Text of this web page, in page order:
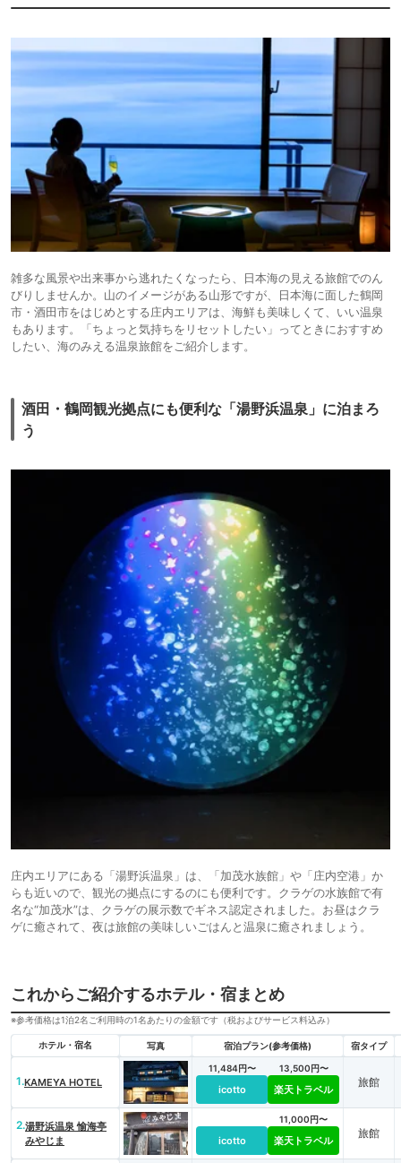
雑多な風景や出来事から逃れたくなったら、日本海の見える旅館でのん
びりしませんか。山のイメージがある山形ですが、日本海に面した鶴岡
市・酒田市をはじめとする庄内エリアは、海鮮も美味しくて、いい温泉
もあります。「ちょっと気持ちをリセットしたい」ってときにおすすめ
したい、海のみえる温泉旅館をご紹介します。
酒田・鶴岡観光拠点にも便利な「湯野浜温泉」に泊まろ
う
庄内エリアにある「湯野浜温泉」は、「加茂水族館」や「庄内空港」か
らも近いので、観光の拠点にするのにも便利です。クラゲの水族館で有
名な“加茂水”は、クラゲの展示数でギネス認定されました。お昼はクラ
ゲに癒されて、夜は旅館の美味しいごはんと温泉に癒されましょう。
これからご紹介するホテル・宿まとめ
※参考価格は1泊2名ご利用時の1名あたりの金額です（税およびサービス料込み）
ホテル・宿名 写真 宿泊プラン(参考価格) 宿タイプ
1.KAMEYA HOTEL
11,484円〜
icotto
13,500円〜
楽天トラベル
旅館
2.湯野浜温泉 愉海亭
みやじま
icotto
11,000円〜
楽天トラベル
旅館